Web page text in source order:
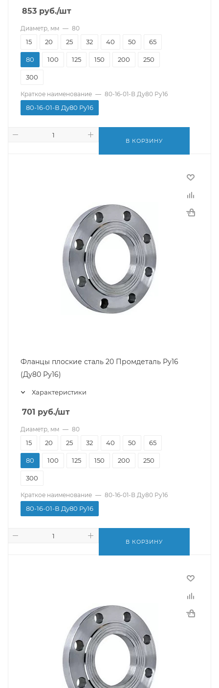
853 руб./шт
Диаметр, мм — 80
15 20 25 32 40 50 65
80 100 125 150 200 250
300
Краткое наименование — 80-16-01-В Ду80 Ру16
80-16-01-В Ду80 Ру16
В КОРЗИНУ
Фланцы плоские сталь 20 Промдеталь Ру16
(Ду80 Ру16)
Характеристики
701 руб./шт
Диаметр, мм — 80
15 20 25 32 40 50 65
80 100 125 150 200 250
300
Краткое наименование — 80-16-01-В Ду80 Ру16
80-16-01-В Ду80 Ру16
В КОРЗИНУ